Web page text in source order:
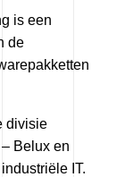
is een
de
divisie
Belux en
IT.